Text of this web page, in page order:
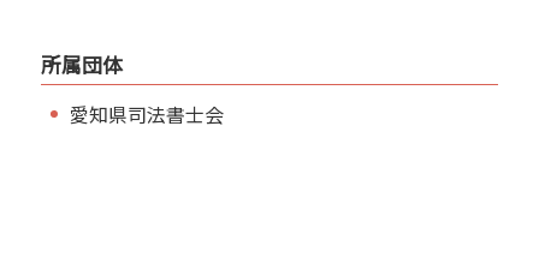
所属団体
愛知県司法書士会